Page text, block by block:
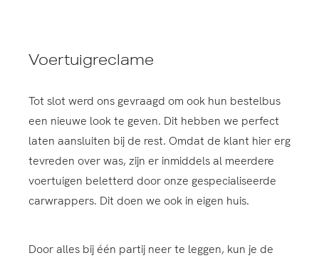
Voertuigreclame
Tot slot werd ons gevraagd om ook hun bestelbus
een nieuwe look te geven. Dit hebben we perfect
laten aansluiten bij de rest. Omdat de klant hier erg
tevreden over was, zijn er inmiddels al meerdere
voertuigen beletterd door onze gespecialiseerde
carwrappers. Dit doen we ook in eigen huis.
Door alles bij één partij neer te leggen, kun je de